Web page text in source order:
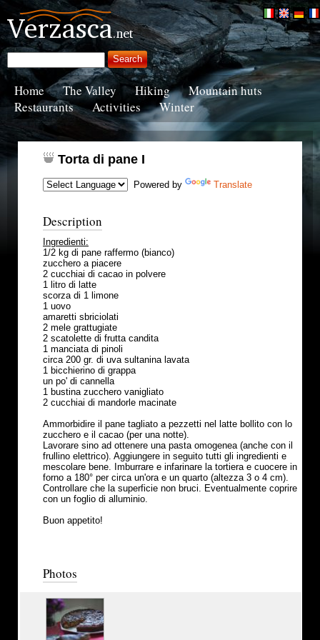
Home The Valley Hiking
Mountain huts
Restaurants
Activities Winter
Torta di pane I
Powered by Translate
Description
Ingredienti:
1/2 kg di pane raffermo (bianco)
zucchero a piacere
2 cucchiai di cacao in polvere
1 litro di latte
scorza di 1 limone
1 uovo
amaretti sbriciolati
2 mele grattugiate
2 scatolette di frutta candita
1 manciata di pinoli
circa 200 gr. di uva sultanina lavata
1 bicchierino di grappa
un po' di cannella
1 bustina zucchero vanigliato
2 cucchiai di mandorle macinate
Ammorbidire il pane tagliato a pezzetti nel latte bollito con lo
zucchero e il cacao (per una notte).
Lavorare sino ad ottenere una pasta omogenea (anche con il
frullino elettrico). Aggiungere in seguito tutti gli ingredienti e
mescolare bene. Imburrare e infarinare la tortiera e cuocere in
forno a 180° per circa un'ora e un quarto (altezza 3 o 4 cm).
Controllare che la superficie non bruci. Eventualmente coprire
con un foglio di alluminio.
Buon appetito!
Photos